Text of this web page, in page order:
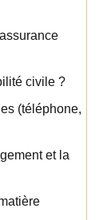
civile ?
(téléphone,
et la